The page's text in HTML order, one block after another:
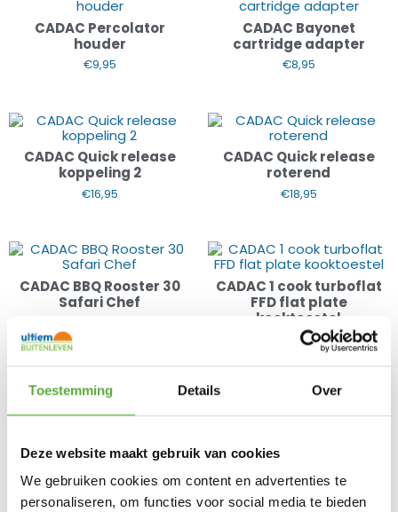
Toestemming Details Over
Deze website maakt gebruik van cookies
We gebruiken cookies om content en advertenties te
personaliseren, om functies voor social media te bieden
CADAC Percolator
houder
€9,95
CADAC Bayonet
cartridge adapter
€8,95
CADAC Quick release
koppeling 2
€16,95
CADAC Quick release
roterend
€18,95
CADAC BBQ Rooster 30
Safari Chef
CADAC 1 cook turboflat
FFD flat plate
kooktoestel
109,00
CADAC Pizzaschep
CADAC Grillmat